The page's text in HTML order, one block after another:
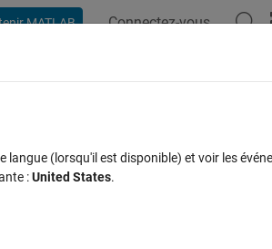
MATLAB Connectez-vous
(lorsqu'il est disponible) et voir les
:United States.